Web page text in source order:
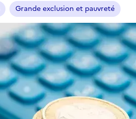
Grande exclusion et pauvreté